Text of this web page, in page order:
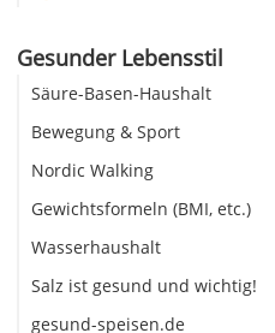
Gesunder Lebensstil
Säure-Basen-Haushalt
Bewegung & Sport
Nordic Walking
Gewichtsformeln (BMI, etc.)
Wasserhaushalt
Salz ist gesund und wichtig!
gesund-speisen.de